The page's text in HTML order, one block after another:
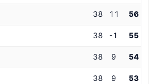
38 11 56
38 -1 55
38 9 54
38 9 53